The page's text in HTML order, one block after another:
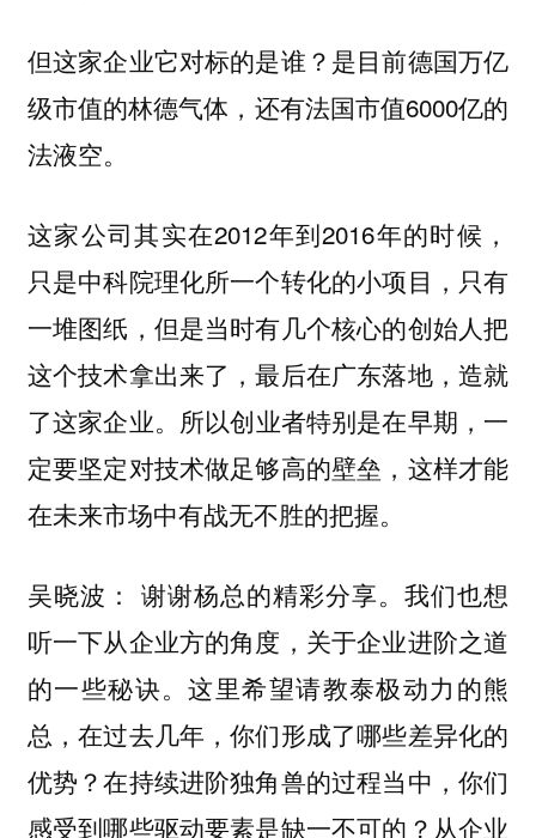
但这家企业它对标的是谁？是目前德国万亿
级市值的林德气体，还有法国市值6000亿的
法液空。
这家公司其实在2012年到2016年的时候，
只是中科院理化所一个转化的小项目，只有
一堆图纸，但是当时有几个核心的创始人把
这个技术拿出来了，最后在广东落地，造就
了这家企业。 所以创业者特别是在早期，一
定要坚定对技术做足够高的壁垒，这样才能
在未来市场中有战无不胜的把握。
吴晓波： 谢谢杨总的精彩分享。我们也想
听一下从企业方的角度，关于企业进阶之道
的一些秘诀。这里希望请教泰极动力的熊
总，在过去几年，你们形成了哪些差异化的
优势？在持续进阶独角兽的过程当中，你们
感受到哪些驱动要素是缺一不可的？从企业